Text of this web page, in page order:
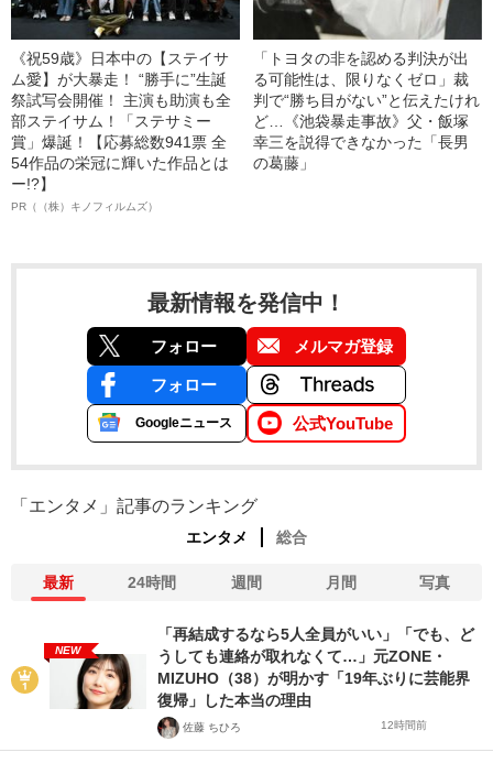
《祝59歳》日本中の【ステイサ
ム愛】が大暴走！ “勝手に”生誕
祭試写会開催！ 主演も助演も全
部ステイサム！「ステサミー
賞」爆誕！【応募総数941票 全
54作品の栄冠に輝いた作品とは
ー!?】
PR（（株）キノフィルムズ）
「トヨタの非を認める判決が出
る可能性は、限りなくゼロ」裁
判で“勝ち目がない”と伝えたけれ
ど…《池袋暴走事故》父・飯塚
幸三を説得できなかった「長男
の葛藤」
最新情報を発信中！
フォロー メルマガ登録
フォロー
Googleニュース 公式YouTube
「エンタメ」記事のランキング
エンタメ 総合
最新 24時間 週間 月間 写真
NEW
「再結成するなら5人全員がいい」「でも、ど
うしても連絡が取れなくて…」元ZONE・
MIZUHO（38）が明かす「19年ぶりに芸能界
復帰」した本当の理由
佐藤 ちひろ 12時間前